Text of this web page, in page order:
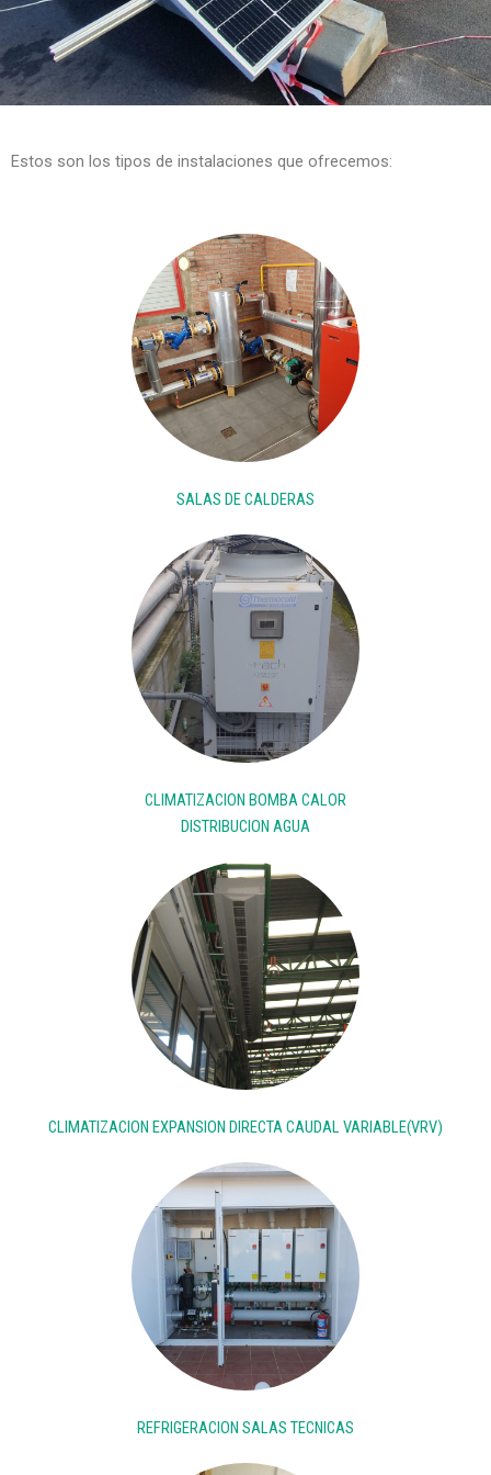
Estos son los tipos de instalaciones que ofrecemos:
SALAS DE CALDERAS
CLIMATIZACION BOMBA CALOR
DISTRIBUCION AGUA
CLIMATIZACION EXPANSION DIRECTA CAUDAL VARIABLE(VRV)
REFRIGERACION SALAS TECNICAS